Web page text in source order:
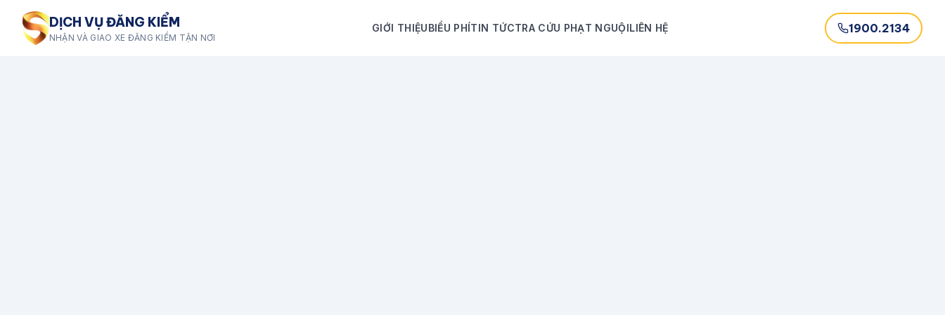
DỊCH VỤ ĐĂNG KIỂM
NHẬN VÀ GIAO XE ĐĂNG KIỂM TẬN NƠI
GIỚI THIỆUBIỂU PHÍTIN TỨCTRA CỨU PHẠT NGUỘILIÊN HỆ 1900.2134